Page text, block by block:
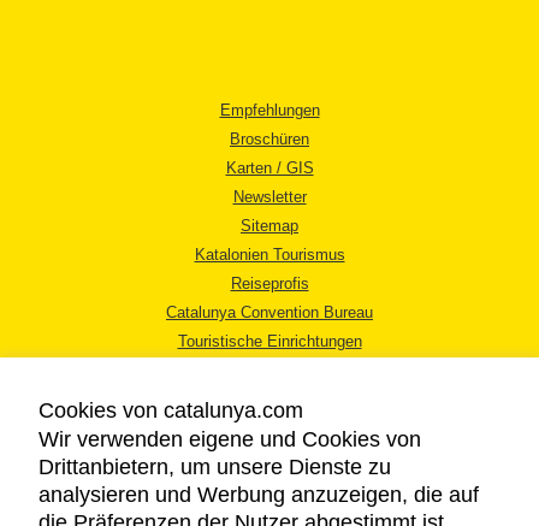
Empfehlungen
Broschüren
Karten / GIS
Newsletter
Sitemap
Katalonien Tourismus
Reiseprofis
Catalunya Convention Bureau
Touristische Einrichtungen
Cookies von catalunya.com
Wir verwenden eigene und Cookies von
Drittanbietern, um unsere Dienste zu
analysieren und Werbung anzuzeigen, die auf